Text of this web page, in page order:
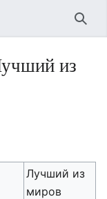
из
Лучший из
миров